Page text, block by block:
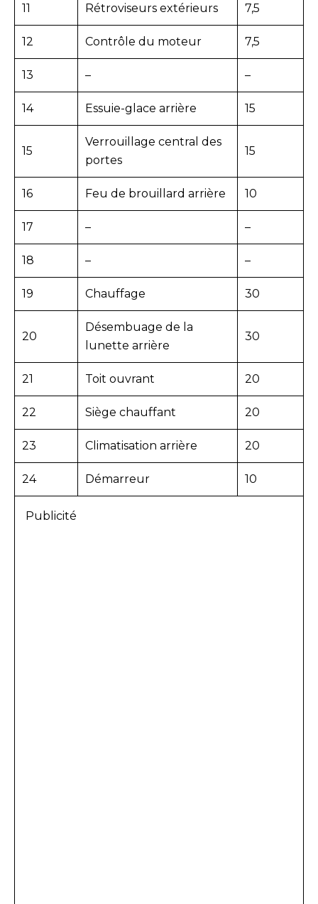
11 Rétroviseurs extérieurs 7,5
12 Contrôle du moteur 7,5
13 – –
14 Essuie-glace arrière 15
15
Verrouillage central des
portes
15
16 Feu de brouillard arrière 10
17 – –
18 – –
19 Chauffage 30
20
Désembuage de la
lunette arrière
30
21 Toit ouvrant 20
22 Siège chauffant 20
23 Climatisation arrière 20
24 Démarreur 10
Publicité